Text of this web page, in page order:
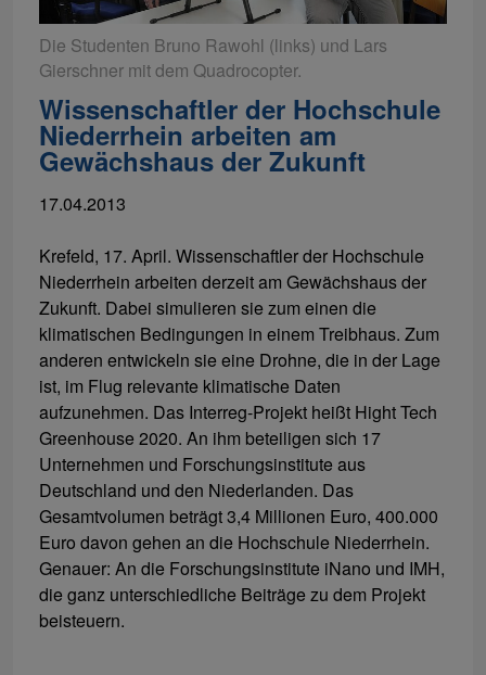
Die Studenten Bruno Rawohl (links) und Lars
Gierschner mit dem Quadrocopter.
Wissenschaftler der Hochschule
Niederrhein arbeiten am
Gewächshaus der Zukunft
17.04.2013
Krefeld, 17. April. Wissenschaftler der Hochschule
Niederrhein arbeiten derzeit am Gewächshaus der
Zukunft. Dabei simulieren sie zum einen die
klimatischen Bedingungen in einem Treibhaus. Zum
anderen entwickeln sie eine Drohne, die in der Lage
ist, im Flug relevante klimatische Daten
aufzunehmen. Das Interreg-Projekt heißt Hight Tech
Greenhouse 2020. An ihm beteiligen sich 17
Unternehmen und Forschungsinstitute aus
Deutschland und den Niederlanden. Das
Gesamtvolumen beträgt 3,4 Millionen Euro, 400.000
Euro davon gehen an die Hochschule Niederrhein.
Genauer: An die Forschungsinstitute iNano und IMH,
die ganz unterschiedliche Beiträge zu dem Projekt
beisteuern.